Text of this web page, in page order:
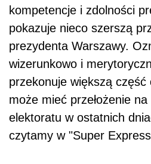
kompetencje i zdolności
pokazuje nieco szerszą
prezydenta Warszawy.
wizerunkowo i
przekonuje większą część
może mieć przełożenie
elektoratu w ostatnich
czytamy w "Super